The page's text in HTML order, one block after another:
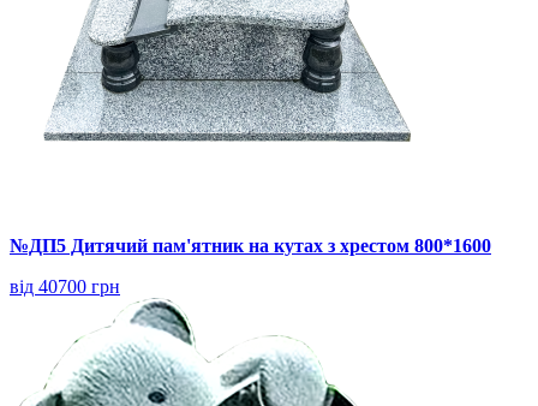
№ДП5 Дитячий пам'ятник на кутах з хрестом 800*1600
від 40700 грн